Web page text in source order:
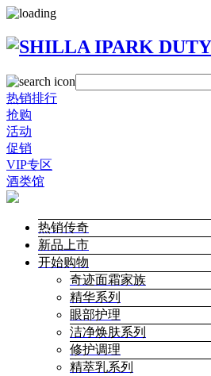
热销排行
抢购
活动
促销
VIP专区
酒类馆
热销传奇
新品上市
开始购物
奇迹面霜家族
精华系列
眼部护理
洁净焕肤系列
修护调理
精萃乳系列